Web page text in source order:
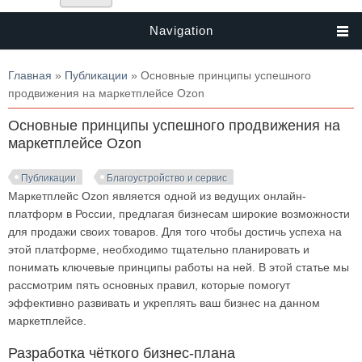
Navigation
Вы здесь
Главная » Публикации » Основные принципы успешного
продвижения на маркетплейсе Ozon
Основные принципы успешного продвижения на
маркетплейсе Ozon
Публикации Благоустройство и сервис
Маркетплейс Ozon является одной из ведущих онлайн-
платформ в России, предлагая бизнесам широкие возможности
для продажи своих товаров. Для того чтобы достичь успеха на
этой платформе, необходимо тщательно планировать и
понимать ключевые принципы работы на ней. В этой статье мы
рассмотрим пять основных правил, которые помогут
эффективно развивать и укреплять ваш бизнес на данном
маркетплейсе.
Разработка чёткого бизнес-плана